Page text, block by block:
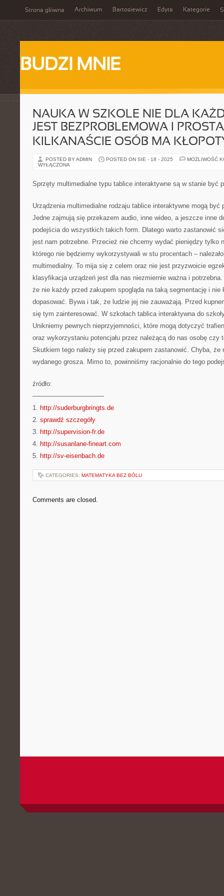
Strona główna Archiwum Bartosiewicz Edyta Kategorie
BUDZI MNIE
NAUKA W SZKOLE NIE DLA
JEST BEZPROBLEMOWA I
KILKANAŚCIE OSÓB MA
POSTED BY ADMIN POSTED ON SIE - 18 - 2025
MOŻLIWOŚĆ
WYŁĄCZONA
Sprzęty multimedialne typu tablice interaktywne są w stanie być
Urządzenia multimedialne rodzaju tablice interaktywne mogą być
Jedne zajmują się przekazem audio, inne wideo, a jeszcze inne
podejścia do wszystkich takich form. Dlatego warto zastanowić
jest nam potrzebne. Przecież nie chcemy wydać pieniędzy tylko
którego nie będziemy wykorzystywali w stu procentach –
multimedialny. To mija się z celem oraz nie jest przyzwoicie
klasyfikacja urządzeń jest dla nas niezmiernie ważna i
że nie każdy przed zakupem spogląda na taką segmentację i nie
dopasować. Bywa i tak, że ludzie jej nie zauważają. Przed
się tym zainteresować. W szkołach tablica interaktywna do
Unikniemy pewnych nieprzyjemności, które mogą dotyczyć
oraz wykorzystaniu potencjału przez należącą do nas osobę czy
Skutkiem tego należy się przed zakupem zastanowić. Chyba,
wydanego grosza. Mimo to, powinniśmy racjonalnie do tego
źródło:
———————————
1. http://suderburgbringts.de
2. sprawdź szczegóły
3. http://supervision-fr.de
4. http://susanlane-fineart.com
5. http://sv-eisenbach.de
CATEGORIES: MATEMATYKA BEZ BÓLU
Comments are closed.